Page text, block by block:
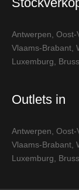
Antwerpen Oost-
Vlaams-Brabant
Luxemburg
Outlets in
Antwerpen Oost-
Vlaams-Brabant
Luxemburg